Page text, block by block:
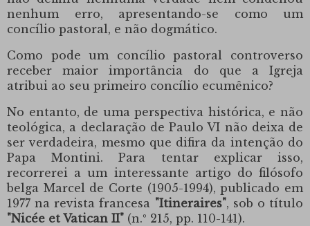
nenhum erro, apresentando-se como um
concílio pastoral, e não dogmático.
Como pode um concílio pastoral controverso
receber maior importância do que a Igreja
atribui ao seu primeiro concílio ecumênico?
No entanto, de uma perspectiva histórica, e não
teológica, a declaração de Paulo VI não deixa de
ser verdadeira, mesmo que difira da intenção do
Papa Montini.
Para tentar explicar isso,
recorrerei a um interessante artigo do filósofo
belga Marcel de Corte (1905-1994), publicado em
1977 na revista francesa "Itineraires", sob o título
"Nicée et Vatican II" (n.º 215, pp. 110-141).